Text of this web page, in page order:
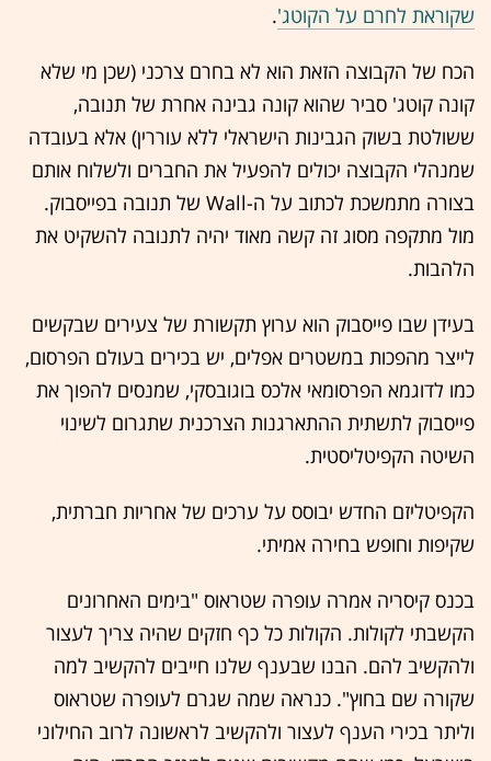
שקוראת לחרם על הקוטג'.
הכח של הקבוצה הזאת הוא לא בחרם צרכני (שכן מי שלא
קונה קוטג' סביר שהוא קונה גבינה אחרת של תנובה,
ששולטת בשוק הגבינות הישראלי ללא עוררין) אלא בעובדה
שמנהלי הקבוצה יכולים להפעיל את החברים ולשלוח אותם
בצורה מתמשכת לכתוב על ה-Wall של תנובה בפייסבוק.
מול מתקפה מסוג זה קשה מאוד יהיה לתנובה להשקיט את
הלהבות.
בעידן שבו פייסבוק הוא ערוץ תקשורת של צעירים שבקשים
לייצר מהפכות במשטרים אפלים, יש בכירים בעולם הפרסום,
כמו לדוגמא הפרסומאי אלכס בוגובסקי, שמנסים להפוך את
פייסבוק לתשתית ההתארגנות הצרכנית שתגרום לשינוי
השיטה הקפיטליסטית.
הקפיטליזם החדש יבוסס על ערכים של אחריות חברתית,
שקיפות וחופש בחירה אמיתי.
בכנס קיסריה אמרה עופרה שטראוס "בימים האחרונים
הקשבתי לקולות. הקולות כל כף חזקים שהיה צריך לעצור
ולהקשיב להם. הבנו שבענף שלנו חייבים להקשיב למה
שקורה שם בחוץ". כנראה שמה שגרם לעופרה שטראוס
וליתר בכירי הענף לעצור ולהקשיב לראשונה לרוב החילוני